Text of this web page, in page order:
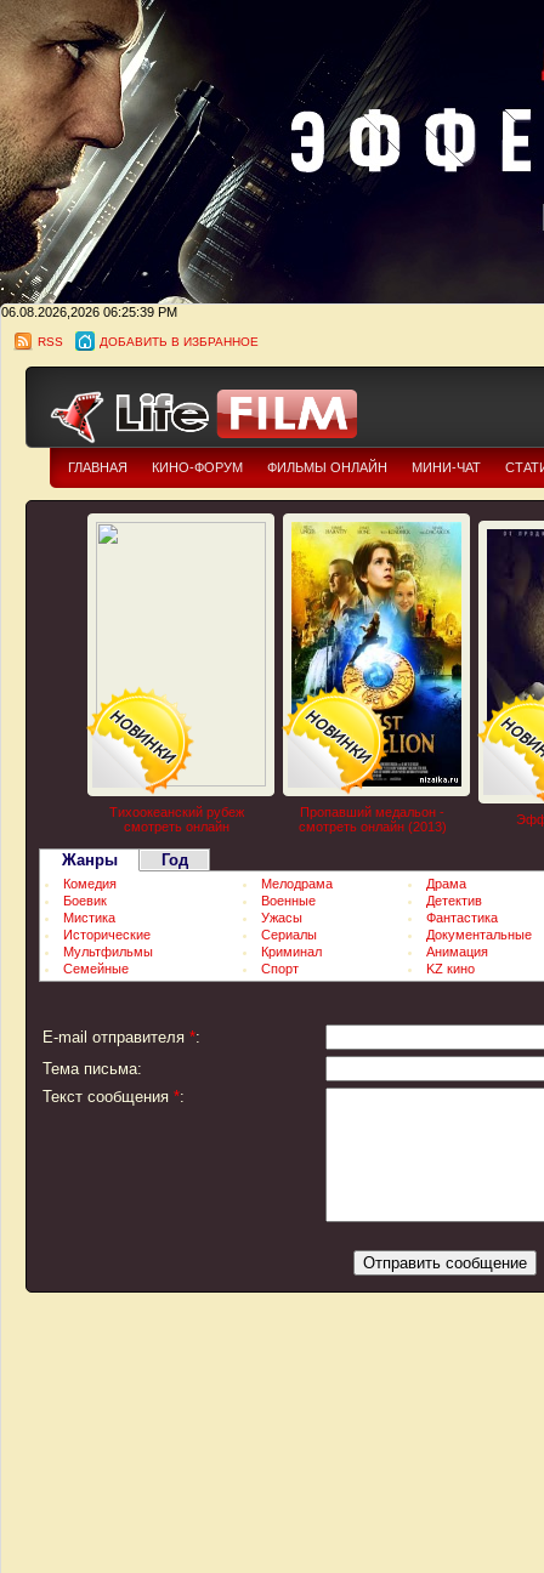
06.08.2026,2026 06:25:40 PM
RSS ДОБАВИТЬ В ИЗБРАННОЕ
ГЛАВНАЯ КИНО-ФОРУМ ФИЛЬМЫ ОНЛАЙН МИНИ-ЧАТ
Тихоокеанский рубеж
смотреть онлайн
Пропавший медальон -
смотреть онлайн (2013)
Жанры Год
Комедия Мелодрама
Драма
Боевик
Военные
Детектив
Мистика
Ужасы
Фантастика
Исторические
Сериалы
Документальные
Мультфильмы
Криминал
Анимация
Семейные
Спорт KZ кино
E-mail отправителя *:
Тема письма:
Текст сообщения *: